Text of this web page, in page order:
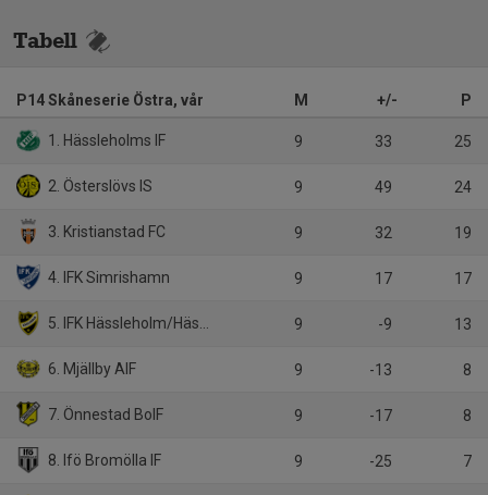
Tabell
P14 Skåneserie Östra, vår M +/- P
1. Hässleholms IF 9 33 25
2. Österslövs IS 9 49 24
3. Kristianstad FC 9 32 19
4. IFK Simrishamn 9 17 17
5. IFK Hässleholm/Hästveda IF 9 -9 13
6. Mjällby AIF 9 -13 8
7. Önnestad BoIF 9 -17 8
8. Ifö Bromölla IF 9 -25 7